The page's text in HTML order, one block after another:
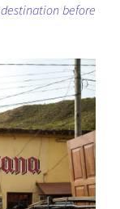
before